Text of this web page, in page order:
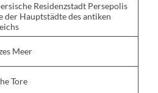
Residenzstadt Persepolis
der Hauptstädte des antiken
Meer
Tore